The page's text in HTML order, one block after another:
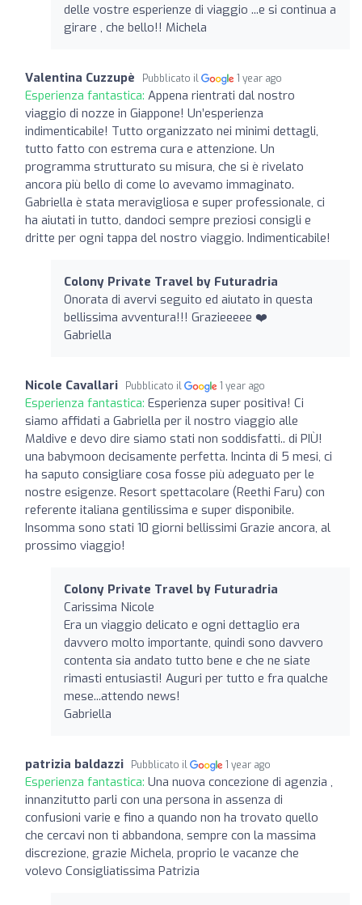
delle vostre esperienze di viaggio ...e si continua a
girare , che bello!! Michela
Valentina Cuzzupè Pubblicato il 1 year ago
Esperienza fantastica: Appena rientrati dal nostro
viaggio di nozze in Giappone! Un’esperienza
indimenticabile! Tutto organizzato nei minimi dettagli,
tutto fatto con estrema cura e attenzione. Un
programma strutturato su misura, che si è rivelato
ancora più bello di come lo avevamo immaginato.
Gabriella è stata meravigliosa e super professionale, ci
ha aiutati in tutto, dandoci sempre preziosi consigli e
dritte per ogni tappa del nostro viaggio. Indimenticabile!
Colony Private Travel by Futuradria
Onorata di avervi seguito ed aiutato in questa
bellissima avventura!!! Grazieeeee ❤️
Gabriella
Nicole Cavallari Pubblicato il 1 year ago
Esperienza fantastica: Esperienza super positiva! Ci
siamo affidati a Gabriella per il nostro viaggio alle
Maldive e devo dire siamo stati non soddisfatti.. di PIÙ!
una babymoon decisamente perfetta. Incinta di 5 mesi, ci
ha saputo consigliare cosa fosse più adeguato per le
nostre esigenze. Resort spettacolare (Reethi Faru) con
referente italiana gentilissima e super disponibile.
Insomma sono stati 10 giorni bellissimi Grazie ancora, al
prossimo viaggio!
Colony Private Travel by Futuradria
Carissima Nicole
Era un viaggio delicato e ogni dettaglio era
davvero molto importante, quindi sono davvero
contenta sia andato tutto bene e che ne siate
rimasti entusiasti! Auguri per tutto e fra qualche
mese...attendo news!
Gabriella
patrizia baldazzi Pubblicato il 1 year ago
Esperienza fantastica: Una nuova concezione di agenzia ,
innanzitutto parli con una persona in assenza di
confusioni varie e fino a quando non ha trovato quello
che cercavi non ti abbandona, sempre con la massima
discrezione, grazie Michela, proprio le vacanze che
volevo Consigliatissima Patrizia